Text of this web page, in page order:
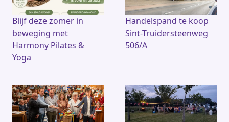
Blijf deze zomer in
beweging met
Harmony Pilates &
Yoga
Handelspand te koop
Sint-Truidersteenweg
506/A